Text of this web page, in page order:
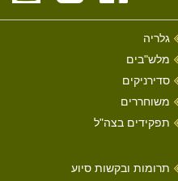
גלריה
מלש"בים
סדירניקים
משוחררים
תפקידים בצה"ל
תרומות ובקשות סיוע